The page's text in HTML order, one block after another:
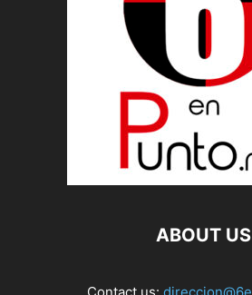
ABOUT US